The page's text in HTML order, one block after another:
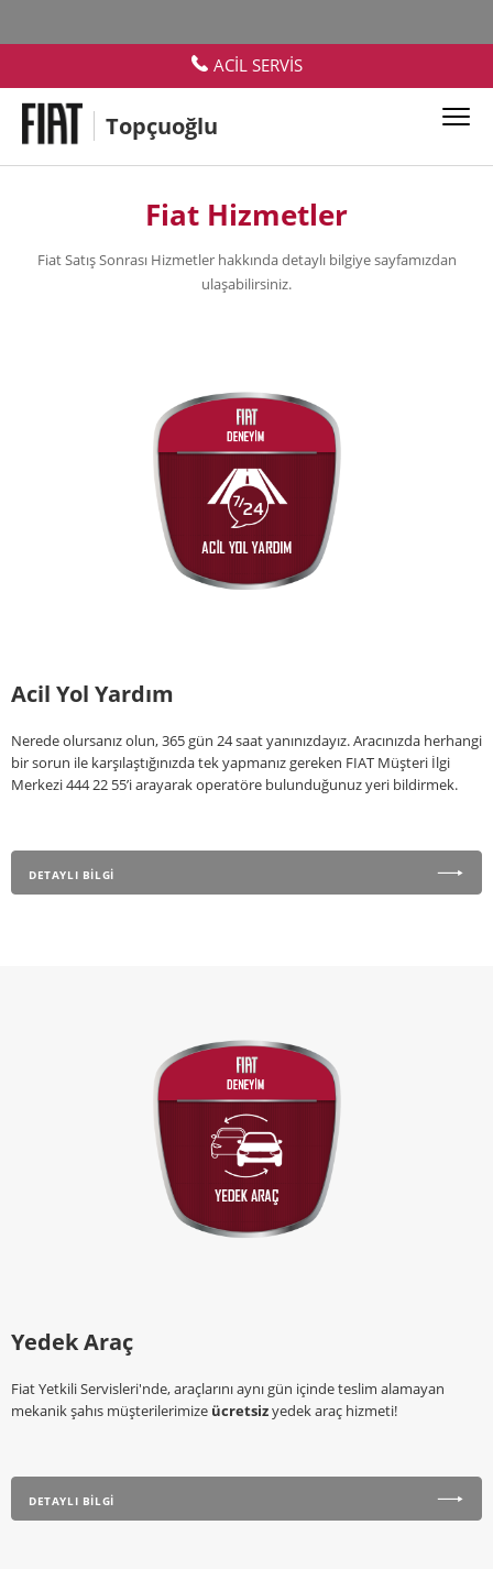
ACİL SERVİS
Topçuoğlu
Fiat Hizmetler
Fiat Satış Sonrası Hizmetler hakkında detaylı bilgiye sayfamızdan
ulaşabilirsiniz.
Acil Yol Yardım
Nerede olursanız olun, 365 gün 24 saat yanınızdayız. Aracınızda herhangi
bir sorun ile karşılaştığınızda tek yapmanız gereken FIAT Müşteri İlgi
Merkezi 444 22 55’i arayarak operatöre bulunduğunuz yeri bildirmek.
DETAYLI BİLGİ
Yedek Araç
Fiat Yetkili Servisleri'nde, araçlarını aynı gün içinde teslim alamayan
mekanik şahıs müşterilerimize ücretsizyedek araç hizmeti!
DETAYLI BİLGİ